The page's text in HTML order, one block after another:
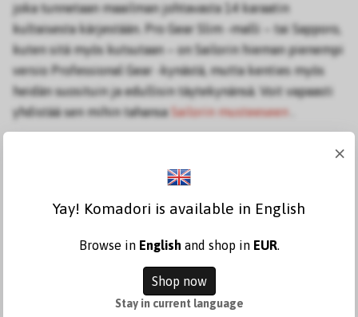
joka tunnetaan maailman johtavasta 14 karaatin
kultaisesta kärjestään. Pro Gear Slim -malli – tai Sapporo,
kuten sitä myös kutsutaan – on Sailorin hieman pienempi
versio Professional Gear -kynästä, mutta kenties myös
heidän suosituin ja edullisin täytekynänsä. Voit vapaasti
yhdistää sen mihin tahansa Sailorin musteeseen
japanilaisen laadun määritelmä.
Mukana muunnin. Huomaa, että japanilaiset kynän kärjet
kirjoittavat ohuempia viivoja kuin eurooppalaiset
vastineensa.
×
Yay! Komadori is available in English
Browse in English and shop in EUR.
Shop now
Stay in current language